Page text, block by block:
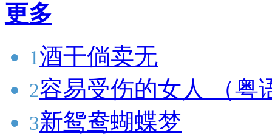
更多
1酒干倘卖无
2容易受伤的女人 （粤
3新鸳鸯蝴蝶梦